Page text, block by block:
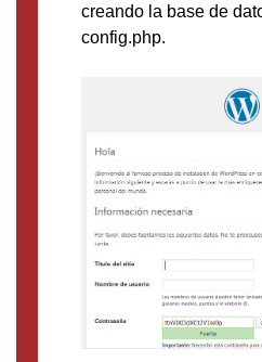
creando la base de
config.php.